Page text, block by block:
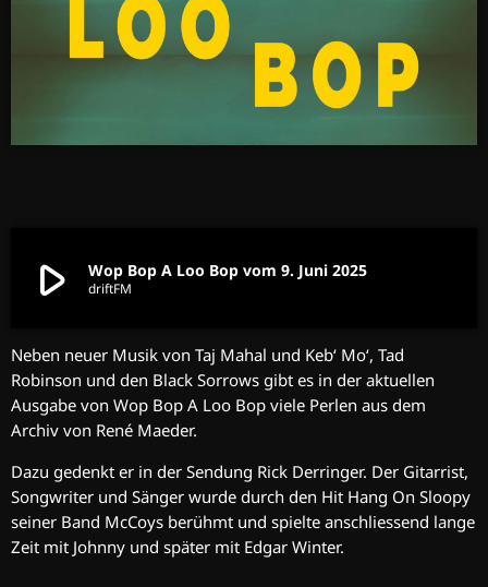
play_arrow Wop Bop A Loo Bop vom 9. Juni 2025
driftFM
Neben neuer Musik von Taj Mahal und Keb‘ Mo‘, Tad
Robinson und den Black Sorrows gibt es in der aktuellen
Ausgabe von Wop Bop A Loo Bop viele Perlen aus dem
Archiv von René Maeder.
Dazu gedenkt er in der Sendung Rick Derringer. Der Gitarrist,
Songwriter und Sänger wurde durch den Hit Hang On Sloopy
seiner Band McCoys berühmt und spielte anschliessend lange
Zeit mit Johnny und später mit Edgar Winter.